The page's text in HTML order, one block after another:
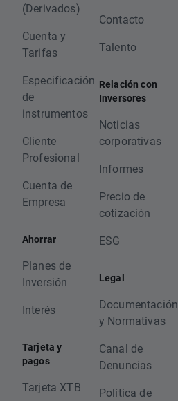
(Derivados)
Cuenta y
Tarifas
Especificación
de
instrumentos
Cliente
Profesional
Cuenta de
Empresa
Ahorrar
Planes de
Inversión
Interés
Tarjeta y
pagos
Tarjeta XTB
Contacto
Talento
Relación con
Inversores
Noticias
corporativas
Informes
Precio de
cotización
ESG
Legal
Documentación
y Normativas
Canal de
Denuncias
Política de